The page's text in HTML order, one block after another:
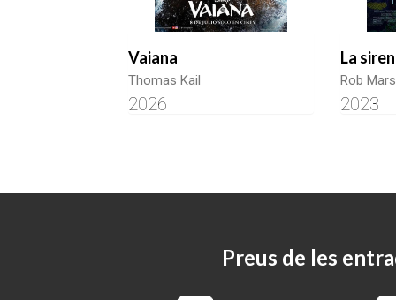
Vaiana
Thomas Kail
2026
La
Rob
2023
Preus de les